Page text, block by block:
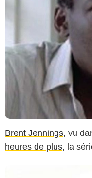
Brent Jennings, vu
heures de plus, la